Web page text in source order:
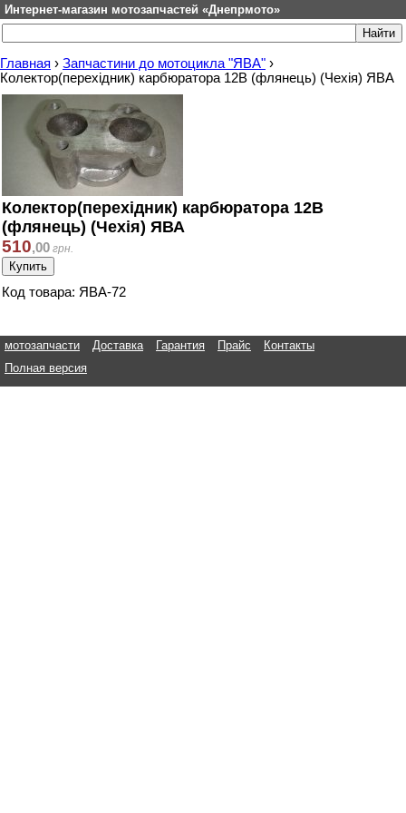
Интернет-магазин мотозапчастей «Днепрмото»
Главная › Запчастини до мотоцикла "ЯВА" ›
Колектор(перехідник) карбюратора 12В (флянець) (Чехія) ЯВА
Колектор(перехідник) карбюратора 12В
(флянець) (Чехія) ЯВА
510,00 грн.
Код товара: ЯВА-72
мотозапчасти Доставка Гарантия Прайс
Контакты
Полная версия